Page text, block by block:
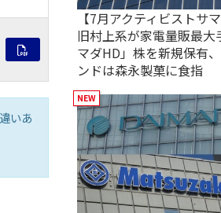
いあ
【7月アクティビストサマ
旧村上系が家電量販最大
マダHD」株を新規保有
ンドは森永製菓に食指